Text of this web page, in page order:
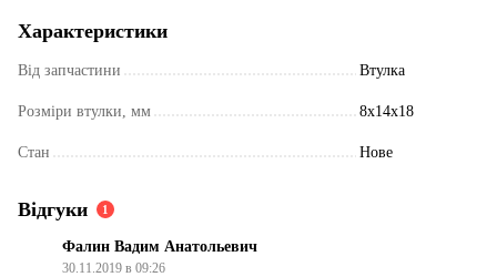
Характеристики
Від запчастини Втулка
Розміри втулки, мм 8x14x18
Стан Нове
Відгуки 1
Фалин Вадим Анатольевич
30.11.2019 в 09:26